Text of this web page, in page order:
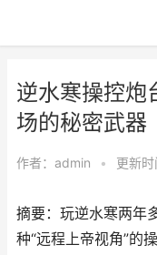
逆水寒操控炮
场的秘密武器
作者： admin • 更新
摘要：玩逆水寒两年
种“远程上帝视角”的